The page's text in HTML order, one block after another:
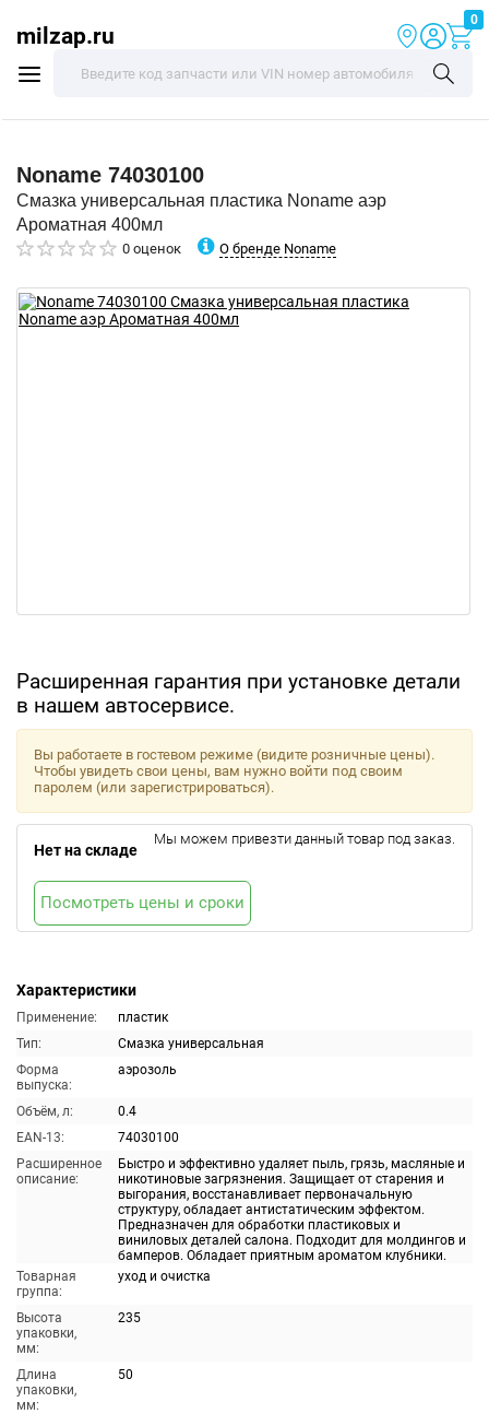
milzap.ru
0
Noname 74030100
Смазка универсальная пластика Noname аэр
Ароматная 400мл
0 оценок О бренде Noname
Расширенная гарантия при установке детали
в нашем автосервисе.
Характеристики
Применение:
пластик
Тип:
Смазка универсальная
Форма
выпуска:
аэрозоль
Объём, л:
0.4
EAN-13:
74030100
Расширенное
описание:
Быстро и эффективно удаляет пыль, грязь, масляные и
никотиновые загрязнения. Защищает от старения и
выгорания, восстанавливает первоначальную
структуру, обладает антистатическим эффектом.
Предназначен для обработки пластиковых и
виниловых деталей салона. Подходит для молдингов и
бамперов. Обладает приятным ароматом клубники.
Товарная
группа:
уход и очистка
Высота
упаковки,
мм:
235
Длина
упаковки,
мм:
50
Вы работаете в гостевом режиме (видите розничные цены).
Чтобы увидеть свои цены, вам нужно войти под своим
паролем (или зарегистрироваться).
Нет на складе
Мы можем привезти данный товар под заказ.
Посмотреть цены и сроки